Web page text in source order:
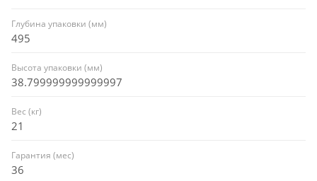
Глубина упаковки (мм)
495
Высота упаковки (мм)
38.799999999999997
Вес (кг)
21
Гарантия (мес)
36